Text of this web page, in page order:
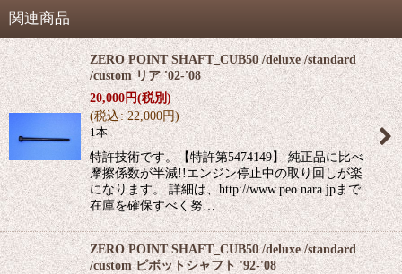
関連商品
ZERO POINT SHAFT_CUB50 /deluxe /standard
/custom リア '02-'08
20,000円(税別)
(税込: 22,000円)
1本
特許技術です。【特許第5474149】 純正品に比べ
摩擦係数が半減!!エンジン停止中の取り回しが楽
になります。 詳細は、http://www.peo.nara.jpまで
在庫を確保すべく努…
ZERO POINT SHAFT_CUB50 /deluxe /standard
/custom ピボットシャフト '92-'08